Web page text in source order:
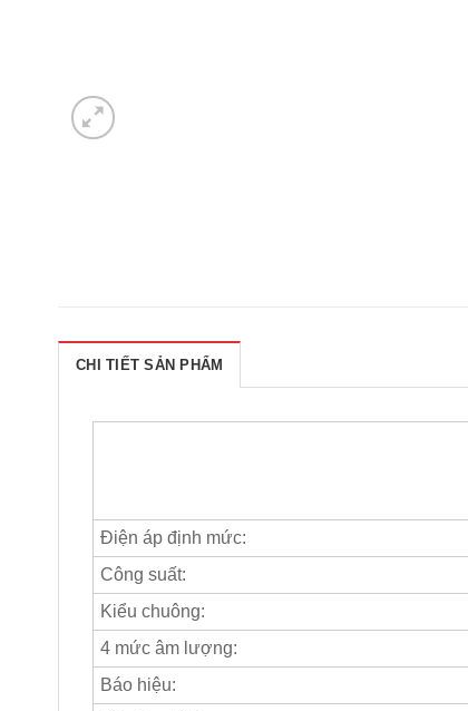
CHI TIẾT SẢN PHẨM
Điện áp định mức:
Công suất:
Kiểu chuông:
4 mức âm lượng:
Báo hiệu: